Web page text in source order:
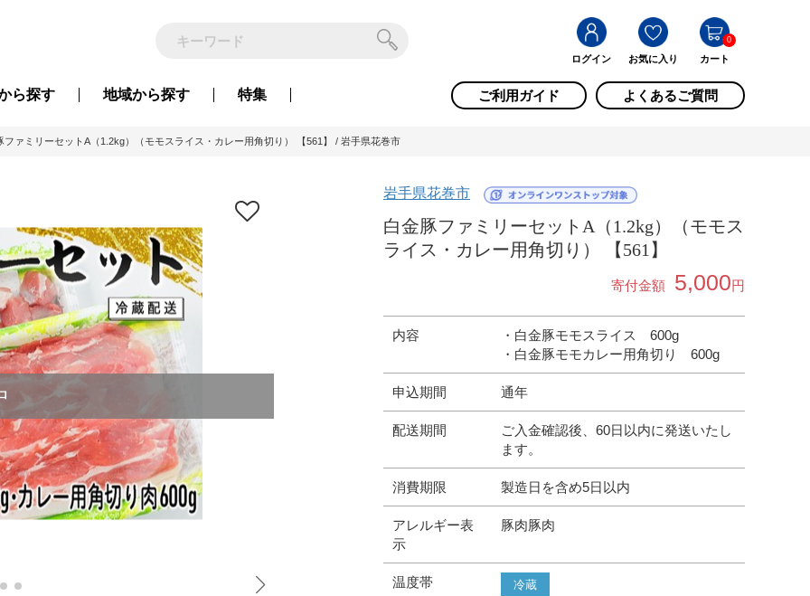
ログイン お気に入り カート
0
ら探す 地域から探す 特集 ご利用ガイド よくあるご質問
ファミリーセットA（1.2kg）（モモスライス・カレー用角切り） 【561】 / 岩手県花巻市
岩手県花巻市
白金豚ファミリーセットA（1.2kg）（モモス
ライス・カレー用角切り） 【561】
寄付金額 5,000円
内容
・白金豚モモスライス 600g
・白金豚モモカレー用角切り 600g
申込期間 通年
配送期間
ご入金確認後、60日以内に発送いたし
ます。
消費期限 製造日を含め5日以内
アレルギー表
示
豚肉豚肉
温度帯 冷蔵